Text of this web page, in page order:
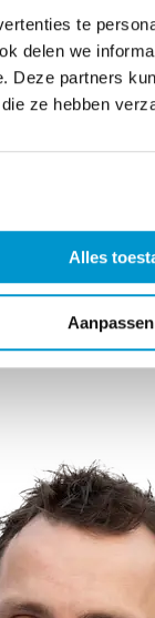
te
delen we
Deze partners
ze hebben
Alles
Aanpassen